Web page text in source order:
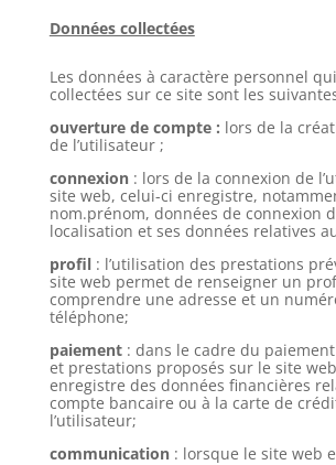
Données collectées
Les données à caractère personnel
collectées sur ce site sont les
ouverture de compte : lors de la
de l’utilisateur ;
connexion : lors de la connexion de
site web, celui-ci enregistre,
nom.prénom, données de connexion
localisation et ses données relatives
profil : l’utilisation des prestations
site web permet de renseigner un
comprendre une adresse et un
téléphone;
paiement : dans le cadre du
et prestations proposés sur le site
enregistre des données financières
compte bancaire ou à la carte de
l’utilisateur;
communication : lorsque le site web